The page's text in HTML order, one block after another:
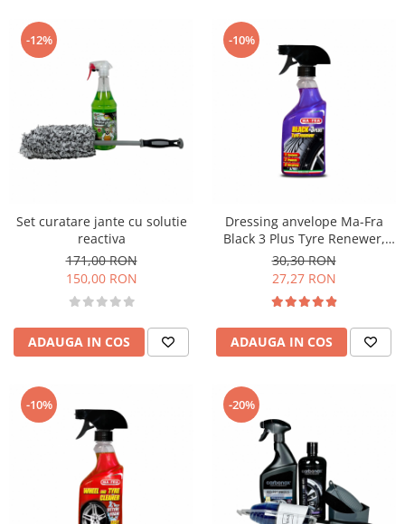
-12%
Set curatare jante cu solutie
reactiva
171,00 RON
150,00 RON
ADAUGA IN COS
-10%
Dressing anvelope Ma-Fra
Black 3 Plus Tyre Renewer,
500ml
30,30 RON
27,27 RON
ADAUGA IN COS
-10% -20%